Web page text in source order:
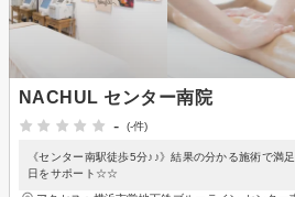
NACHUL センター南院
-
(-件)
《センター南駅徒歩5分♪♪》結果の分かる施術で
日をサポート☆☆